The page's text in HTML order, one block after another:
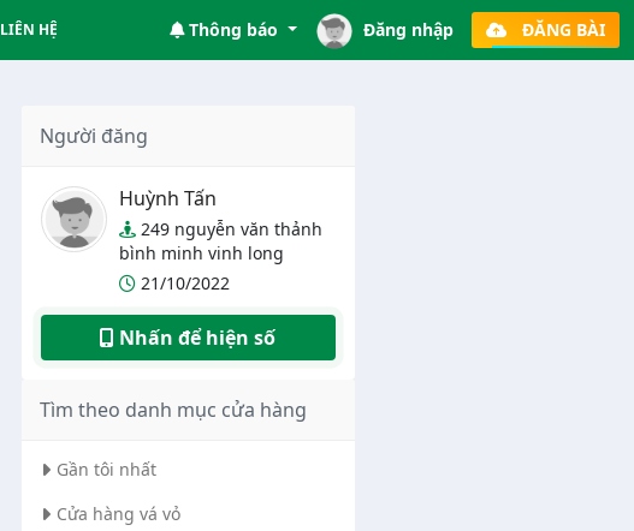
LIÊN HỆ Thông báo Đăng nhập ĐĂNG BÀI
Người đăng
Huỳnh Tấn
249 nguyễn văn thảnh
bình minh vinh long
21/10/2022
Nhấn để hiện số
Tìm theo danh mục cửa hàng
Gần tôi nhất
Cửa hàng vá vỏ